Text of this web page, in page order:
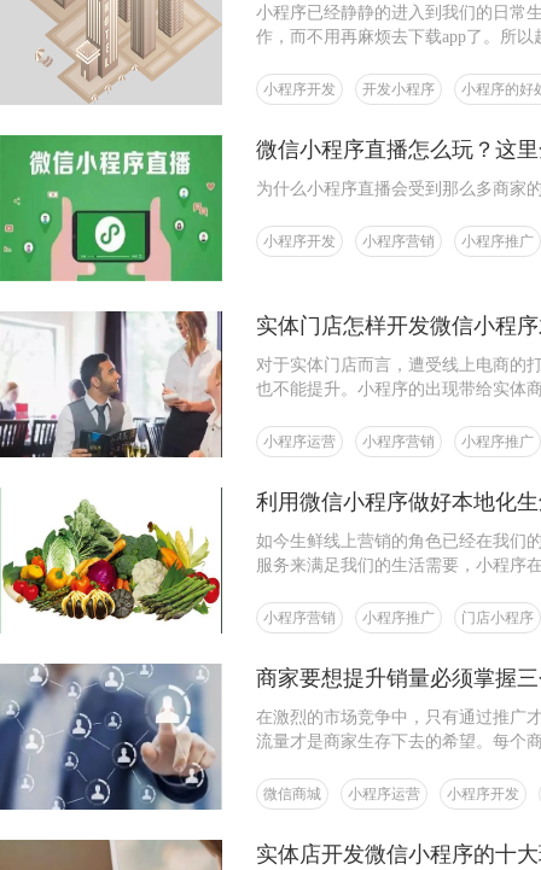
小程序已经静静的进入到我们的日常
作，而不用再麻烦去下载app了。所
小程序开发 开发小程序 小程序的好
微信小程序直播怎么玩？这
为什么小程序直播会受到那么多商家
小程序开发 小程序营销 小程序推广
实体门店怎样开发微信小程
对于实体门店而言，遭受线上电商的
也不能提升。小程序的出现带给实体
小程序运营 小程序营销 小程序推广
利用微信小程序做好本地化
如今生鲜线上营销的角色已经在我们
服务来满足我们的生活需要，小程序
小程序营销 小程序推广 门店小程序
商家要想提升销量必须掌握
在激烈的市场竞争中，只有通过推广
流量才是商家生存下去的希望。每个
微信商城 小程序运营 小程序开发
实体店开发微信小程序的十